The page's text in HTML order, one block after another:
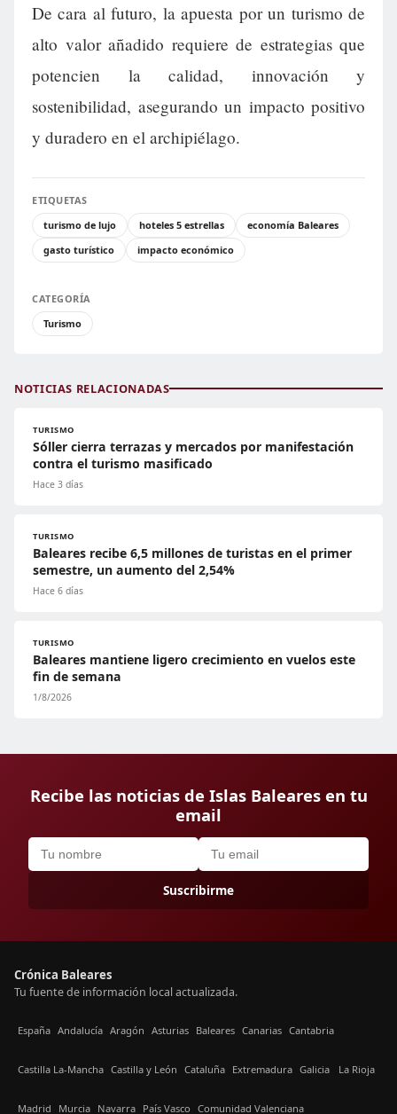
De cara al futuro, la apuesta por un turismo de
alto valor añadido requiere de estrategias que
potencien la calidad, innovación y
sostenibilidad, asegurando un impacto positivo
y duradero en el archipiélago.
ETIQUETAS
turismo de lujo
hoteles 5 estrellas
economía Baleares
gasto turístico
impacto económico
CATEGORÍA
Turismo
NOTICIAS RELACIONADAS
TURISMO
Sóller cierra terrazas y mercados por manifestación
contra el turismo masificado
Hace 3 días
TURISMO
Baleares recibe 6,5 millones de turistas en el primer
semestre, un aumento del 2,54%
Hace 6 días
TURISMO
Baleares mantiene ligero crecimiento en vuelos este
fin de semana
1/8/2026
Recibe las noticias de Islas Baleares en tu
email
Suscribirme
Crónica Baleares
Tu fuente de información local actualizada.
España Andalucía Aragón Asturias Baleares Canarias Cantabria
Castilla La-Mancha Castilla y León Cataluña Extremadura Galicia La Rioja
Madrid Murcia Navarra País Vasco Comunidad Valenciana